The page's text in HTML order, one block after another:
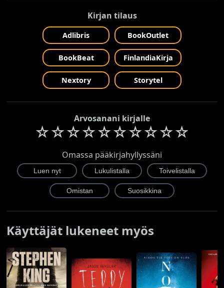
Kirjan tilaus
Adlibris BookOutlet
BookBeat FinlandiaKirja
Nextory Storytel
Arvosanani kirjalle
☆☆☆☆☆☆☆☆☆☆
Omassa pääkirjahyllyssäni
Käyttäjät lukeneet myös